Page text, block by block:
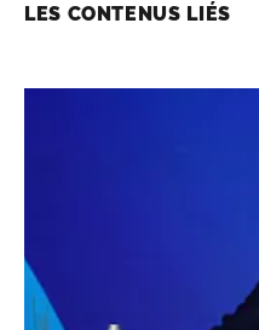
LES CONTENUS LIÉS